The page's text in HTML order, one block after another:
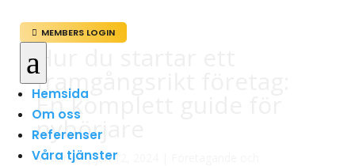
 MEMBERS LOGIN
a
Hemsida
Om oss
Referenser
Våra tjänster
Hur du startar ett
framgångsrikt företag:
En komplett guide för
nybörjare
avadmin|jun 12, 2024